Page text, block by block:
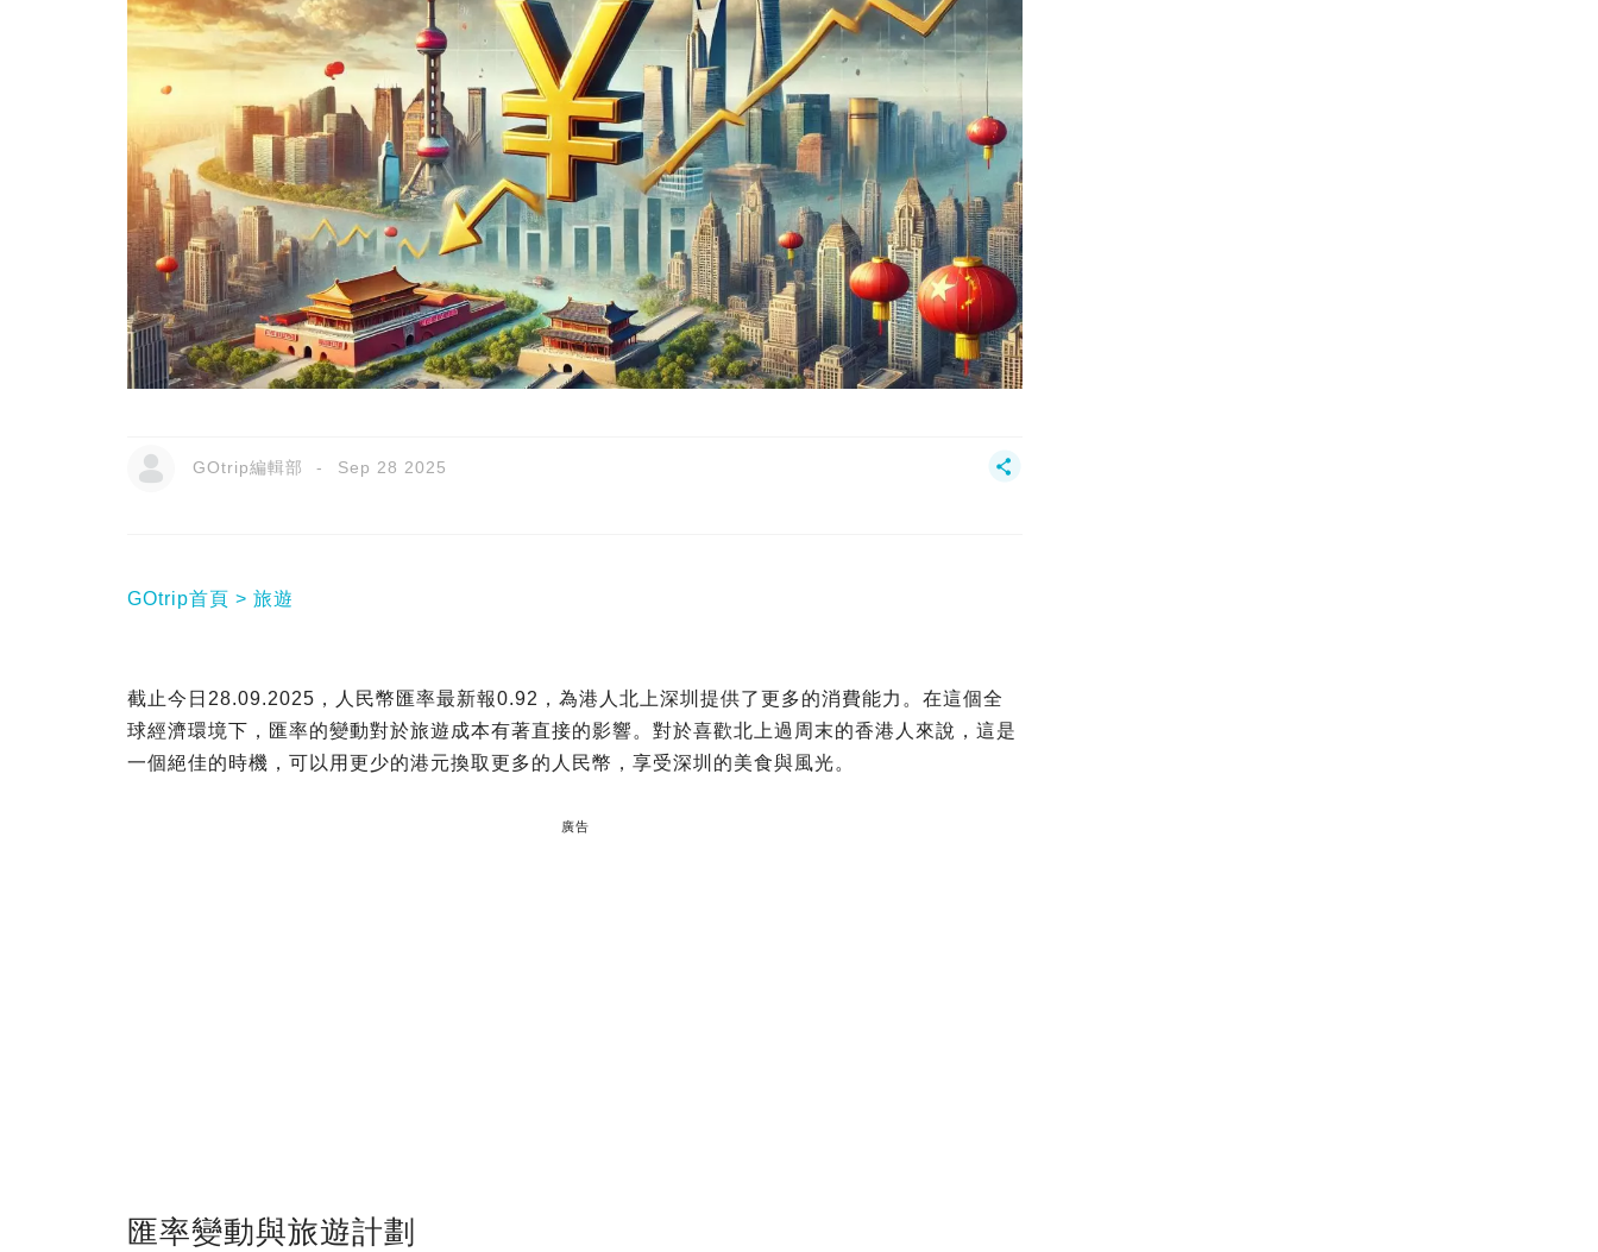
GOtrip編輯部 Sep 28 2025
GOtrip首頁 旅遊
截止今日28.09.2025，人民幣匯率最新報0.92，為港人北上深圳提供了更多的消費能力。在這個全
球經濟環境下，匯率的變動對於旅遊成本有著直接的影響。對於喜歡北上過周末的香港人來說，這是
一個絕佳的時機，可以用更少的港元換取更多的人民幣，享受深圳的美食與風光。
廣告
匯率變動與旅遊計劃